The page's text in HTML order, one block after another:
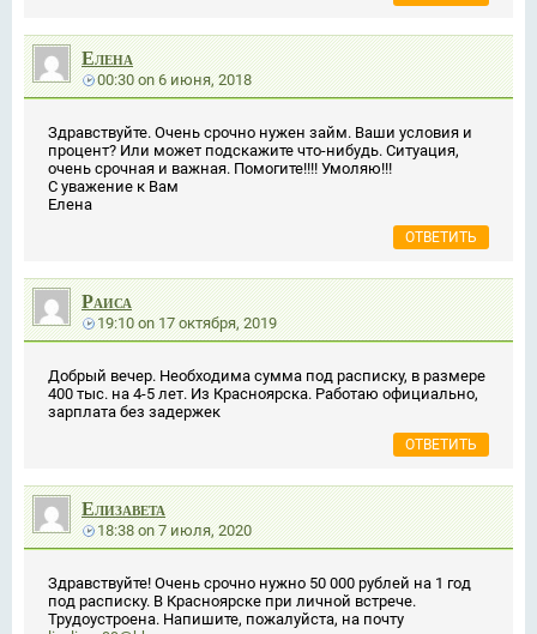
Елена
00:30on6 июня, 2018
Здравствуйте. Очень срочно нужен займ. Ваши условия и
процент? Или может подскажите что-нибудь. Ситуация,
очень срочная и важная. Помогите!!!! Умоляю!!!
С уважение к Вам
Елена
ОТВЕТИТЬ
Раиса
19:10on17 октября, 2019
Добрый вечер. Необходима сумма под расписку, в размере
400 тыс. на 4-5 лет. Из Красноярска. Работаю официально,
зарплата без задержек
ОТВЕТИТЬ
Елизавета
18:38on7 июля, 2020
Здравствуйте! Очень срочно нужно 50 000 рублей на 1 год
под расписку. В Красноярске при личной встрече.
Трудоустроена. Напишите, пожалуйста, на почту